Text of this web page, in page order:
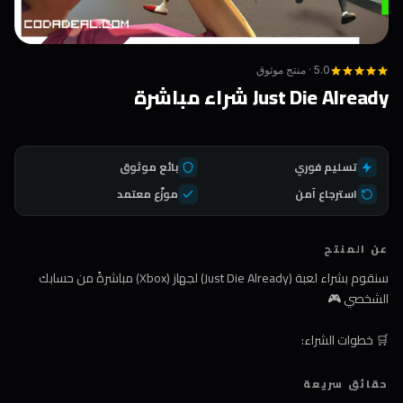
5.0 · منتج موثوق
Just Die Already شراء مباشرة
تسليم فوري
بائع موثوق
استرجاع آمن
موزّع معتمد
عن المنتج
سنقوم بشراء لعبة (Just Die Already) لجهاز (Xbox) مباشرةً من حسابك
الشخصي 🎮
🛒 خطوات الشراء:
1️⃣ اضغط على زر الشراء
حقائق سريعة